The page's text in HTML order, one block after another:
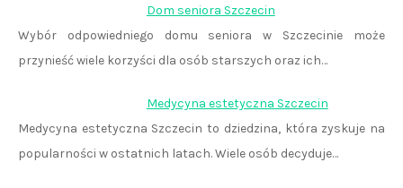
Dom seniora Szczecin
Wybór odpowiedniego domu seniora w Szczecinie może
przynieść wiele korzyści dla osób starszych oraz ich…
Medycyna estetyczna Szczecin
Medycyna estetyczna Szczecin to dziedzina, która zyskuje na
popularności w ostatnich latach. Wiele osób decyduje…